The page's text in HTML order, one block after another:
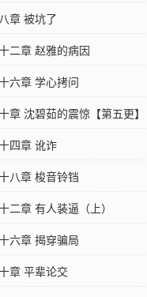
章 被坑了
二章 赵雅的病因
六章 学心拷问
章 沈碧茹的震惊【第五更】
四章 讹诈
八章 梭音铃铛
二章 有人装逼（上）
六章 揭穿骗局
章 平辈论交